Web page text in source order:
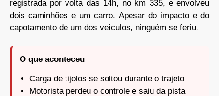
registrada por volta das 14h, no km 335, e envolveu
dois caminhões e um carro. Apesar do impacto e do
capotamento de um dos veículos, ninguém se feriu.
O que aconteceu
Carga de tijolos se soltou durante o trajeto
Motorista perdeu o controle e saiu da pista